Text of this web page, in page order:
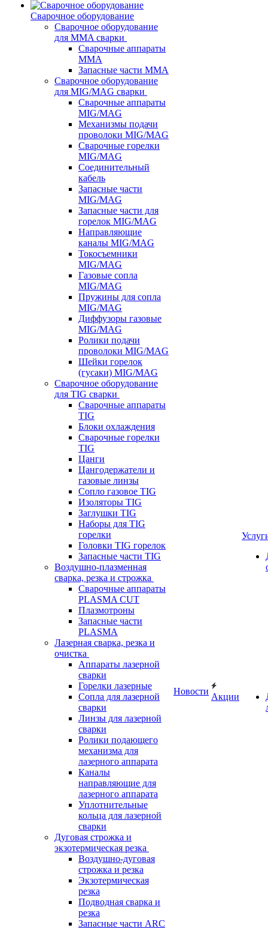
Сварочное оборудование
Сварочное оборудование
для MMA сварки
Сварочные аппараты
MMA
Запасные части MMA
Сварочное оборудование
для MIG/MAG сварки
Сварочные аппараты
MIG/MAG
Механизмы подачи
проволоки MIG/MAG
Сварочные горелки
MIG/MAG
Соединительный
кабель
Запасные части
MIG/MAG
Запасные части для
горелок MIG/MAG
Направляющие
каналы MIG/MAG
Токосъемники
MIG/MAG
Газовые сопла
MIG/MAG
Пружины для сопла
MIG/MAG
Диффузоры газовые
MIG/MAG
Ролики подачи
проволоки MIG/MAG
Шейки горелок
(гусаки) MIG/MAG
Сварочное оборудование
для TIG сварки
Сварочные аппараты
TIG
Блоки охлаждения
Сварочные горелки
TIG
Цанги
Цангодержатели и
газовые линзы
Сопло газовое TIG
Изоляторы TIG
Заглушки TIG
Наборы для TIG
горелки
Головки TIG горелок
Запасные части TIG
Воздушно-плазменная
сварка, резка и строжка
Сварочные аппараты
PLASMA CUT
Плазмотроны
Запасные части
PLASMA
Лазерная сварка, резка и
очистка
Аппараты лазерной
сварки
Горелки лазерные
Сопла для лазерной
сварки
Линзы для лазерной
сварки
Ролики подающего
механизма для
лазерного аппарата
Каналы
направляющие для
лазерного аппарата
Уплотнительные
кольца для лазерной
сварки
Дуговая строжка и
экзотермическая резка
Воздушно-дуговая
строжка и резка
Экзотермическая
резка
Подводная сварка и
резка
Запасные части ARC
Новости
Акции